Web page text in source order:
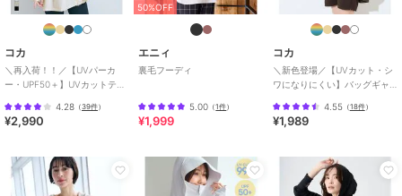
コカ
＼再入荷！！／【UVパーカ
ー・UPF50＋】UVカットティ
4.28 （39件）
¥2,990
50%OFF
エニィ
裏毛フーディ
5.00 （1件）
¥1,999
コカ
＼新色登場／【UVカット・シ
ワになりにくい】バッグギャ
4.55（18件）
¥1,989